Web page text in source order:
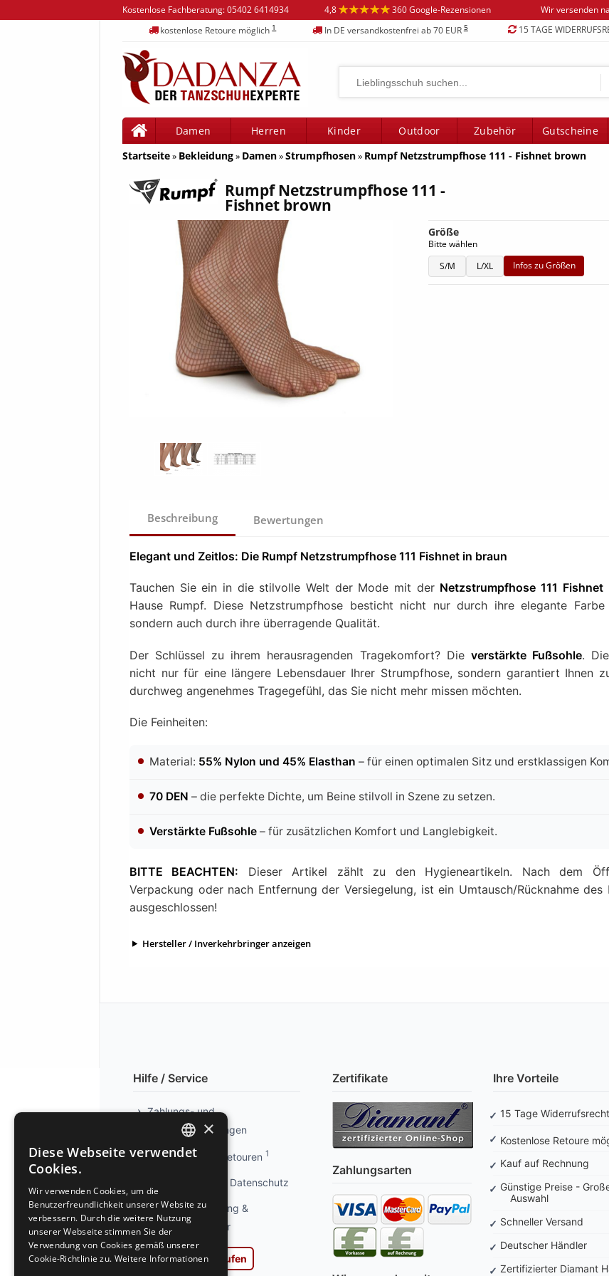
4,8 360 Google-Rezensionen Wir versenden
Kostenlose Fachberatung:05402 6414934
kostenlose Retoure möglich1 In DE versandkostenfrei ab 70 EUR5 15 TAGE
Damen Herren Kinder Outdoor Zubehör Gutscheine
Startseite» Bekleidung» Damen»Strumpfhosen» Rumpf Netzstrumpfhose 111 - Fishnet brown
Rumpf Netzstrumpfhose 111 -
Fishnet brown
Größe
Bitte wählen
S/M
L/XL Infos zu Größen
Beschreibung Bewertungen
Elegant und Zeitlos: Die Rumpf Netzstrumpfhose 111 Fishnet in braun
Tauchen Sie ein in die stilvolle Welt der Mode mit der Netzstrumpfhose 111 Fishnet
Hause Rumpf. Diese Netzstrumpfhose besticht nicht nur durch ihre elegante Farbe
sondern auch durch ihre überragende Qualität.
Der Schlüssel zu ihrem herausragenden Tragekomfort? Die verstärkte Fußsohle.
nicht nur für eine längere Lebensdauer Ihrer Strumpfhose, sondern garantiert Ihnen
durchweg angenehmes Tragegefühl, das Sie nicht mehr missen möchten.
Die Feinheiten:
Material: 55% Nylon und 45% Elasthan – für einen optimalen Sitz und erstklassigen
70 DEN – die perfekte Dichte, um Beine stilvoll in Szene zu setzen.
Verstärkte Fußsohle – für zusätzlichen Komfort und Langlebigkeit.
BITTE BEACHTEN: Dieser Artikel zählt zu den Hygieneartikeln. Nach dem
Verpackung oder nach Entfernung der Versiegelung, ist ein Umtausch/Rücknahme des
ausgeschlossen!
Hersteller / Inverkehrbringer anzeigen
Hilfe / Service
Zahlungs- und
Versandbedingungen
Info kostenlose Retouren 1
Privatsphäre und Datenschutz
Widerrufsbelehrung &
Widerrufsformular
Vertrag widerrufen
Zertifikate
Zahlungsarten
Ihre Vorteile
15 Tage Widerrufsrecht
Kostenlose Retoure
Kauf auf Rechnung
Günstige Preise -
Auswahl
Schneller Versand
Deutscher Händler
Zertifizierter Diamant
GERMAN
×
Diese Webseite verwendet
Cookies.
Wir verwenden Cookies, um die
Benutzerfreundlichkeit unserer Website zu
verbessern. Durch die weitere Nutzung
unserer Webseite stimmen Sie der
Verwendung von Cookies gemäß unserer
Cookie-Richtlinie zu. Weitere Informationen